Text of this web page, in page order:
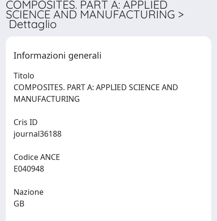
COMPOSITES. PART A: APPLIED
SCIENCE AND MANUFACTURING >
Dettaglio
Informazioni generali
Titolo
COMPOSITES. PART A: APPLIED SCIENCE AND
Cris ID
Codice ANCE
Nazione